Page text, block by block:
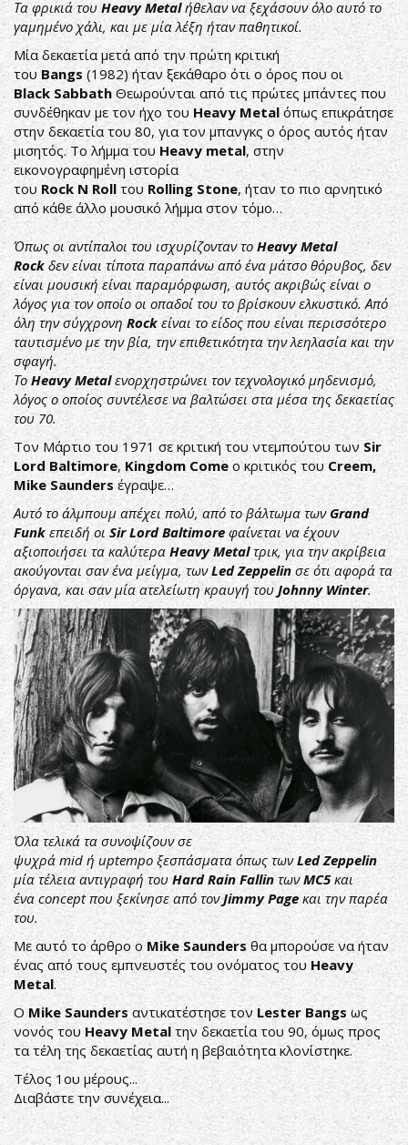
Τα φρικιά τουHeavy Metalήθελαν να ξεχάσουν όλο αυτό το
γαμημένο χάλι, και με μία λέξη ήταν παθητικοί.
Μία δεκαετία μετά από την πρώτη κριτική
τουBangs (1982) ήταν ξεκάθαρο ότι ο όρος που οι
Black SabbathΘεωρούνται από τις πρώτες μπάντες που
συνδέθηκαν με τον ήχο του Heavy Metalόπως επικράτησε
στην δεκαετία του 80, για τον μπανγκς ο όρος αυτός ήταν
μισητός. Το λήμμα του Heavy metal, στην
εικονογραφημένη ιστορία
του Rock N Roll τουRolling Stone, ήταν το πιο αρνητικό
από κάθε άλλο μουσικό λήμμα στον τόμο…
Όπως οι αντίπαλοι του ισχυρίζονταν το Heavy Metal
Rock δεν είναι τίποτα παραπάνω από ένα μάτσο θόρυβος, δεν
είναι μουσική είναι παραμόρφωση, αυτός ακριβώς είναι ο
λόγος για τον οποίο οι οπαδοί του το βρίσκουν ελκυστικό. Από
όλη την σύγχρονηRock είναι το είδος που είναι περισσότερο
ταυτισμένο με την βία, την επιθετικότητα την λεηλασία και την
σφαγή.
ΤοHeavy Metalενορχηστρώνει τον τεχνολογικό μηδενισμό,
λόγος ο οποίος συντέλεσε να βαλτώσει στα μέσα της δεκαετίας
του 70.
Τον Μάρτιο του 1971 σε κριτική του ντεμπούτου τωνSir
Lord Baltimore, Kingdom Come o κριτικός του Creem,
Mike Saundersέγραψε…
Αυτό το άλμπουμ απέχει πολύ, από το βάλτωμα τωνGrand
Funk επειδή οι Sir Lord Baltimore φαίνεται να έχουν
αξιοποιήσει τα καλύτερα Heavy Metalτρικ, για την ακρίβεια
ακούγονται σαν ένα μείγμα, τωνLed Zeppelin σε ότι αφορά τα
όργανα, και σαν μία ατελείωτη κραυγή τουJohnny Winter.
Όλα τελικά τα συνοψίζουν σε
ψυχρά mid ή uptempo ξεσπάσματα όπως τωνLed Zeppelin
μία τέλεια αντιγραφή τουHard Rain FallinτωνMC5και
ένα concept που ξεκίνησε από τονJimmy Page και την παρέα
του.
Με αυτό το άρθρο οMike Saunders θα μπορούσε να ήταν
ένας από τους εμπνευστές του ονόματος του Heavy
Metal.
ΟMike Saundersαντικατέστησε τον Lester Bangsως
νονός του Heavy Metalτην δεκαετία του 90, όμως προς
τα τέλη της δεκαετίας αυτή η βεβαιότητα κλονίστηκε.
Τέλος 1ου μέρους...
Διαβάστε την συνέχεια...